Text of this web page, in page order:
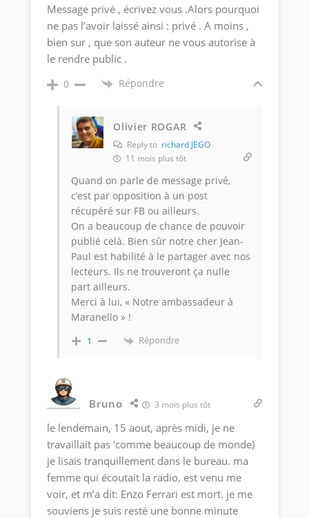
Message privé , écrivez vous .Alors pourquoi
ne pas l’avoir laissé ainsi : privé . A moins ,
bien sur , que son auteur ne vous autorise à
le rendre public .
0 Répondre
Olivier ROGAR
Reply to richard JEGO
11 mois plus tôt
Quand on parle de message privé,
c’est par opposition à un post
récupéré sur FB ou ailleurs.
On a beaucoup de chance de pouvoir
publié celà. Bien sûr notre cher Jean-
Paul est habilité à le partager avec nos
lecteurs. Ils ne trouveront ça nulle
part ailleurs.
Merci à lui, « Notre ambassadeur à
Maranello » !
1 Répondre
Bruno 3 mois plus tôt
le lendemain, 15 aout, après midi, je ne
travaillait pas ‘comme beaucoup de monde)
je lisais tranquillement dans le bureau. ma
femme qui écoutait la radio, est venu me
voir, et m’a dit: Enzo Ferrari est mort. je me
souviens je suis resté une bonne minute